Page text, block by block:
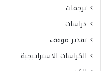
ترجمات
دراسات
تقدير موقف
الكراسات الاستراتيجية